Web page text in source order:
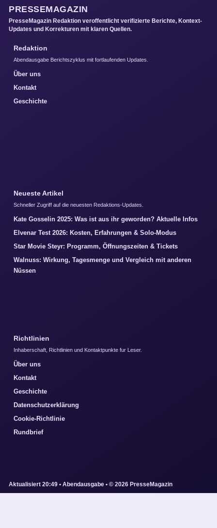
PRESSEMAGAZIN
PresseMagazin Redaktion veroffentlicht verifizierte Berichte, Kontext-
Updates und Korrekturen mit klaren Quellen.
Redaktion
Abendausgabe Berichtszyklus mit fortlaufenden Updates.
Über uns
Kontakt
Geschichte
Neueste Artikel
Schneller Zugriff auf die neuesten Redaktions-Updates.
Kate Gosselin 2025: Was ist aus ihr geworden? Aktuelle Infos
Elvenar Test 2026: Kosten, Erfahrungen & Solo-Modus
Star Movie Steyr: Programm, Öffnungszeiten & Tickets
Walnuss: Wirkung, Tagesmenge und Vergleich mit anderen
Nüssen
Richtlinien
Inhaberschaft, Richtlinien und Kontaktpunkte fur Leser.
Über uns
Kontakt
Geschichte
Datenschutzerklärung
Cookie-Richtlinie
Rundbrief
Aktualisiert 20:49 • Abendausgabe • © 2026 PresseMagazin